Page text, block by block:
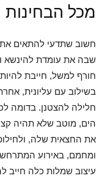
מכל הבחינות
חשוב שתדעי להתאים
שבה את עומדת להינשא
חורף למשל, חייבת
בשילוב עם עליונית,
חלילה להצטנן. בדומה
הים, מוטב שלא תהיה
את החצאית שלה,
ומחמם, באירוע המתרחש
עיצוב שמלות כלה חייב